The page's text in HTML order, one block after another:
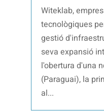
Witeklab,
tecnològiques
gestió
seva expansió
l'obertura d'una
(Paraguai), la
al...